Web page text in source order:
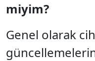
miyim?
Genel olarak